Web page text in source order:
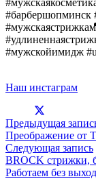
#барбершопминск
#мужскойимидж
Наш инстаграм
Предыдущая
Преображение от
Следующая запись
BROCK стрижки,
Работаем без